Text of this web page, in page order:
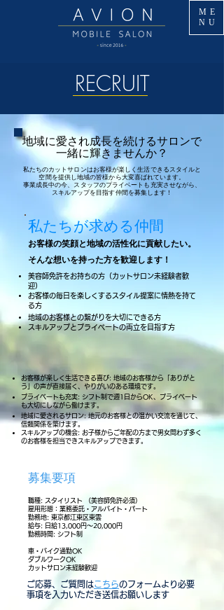
ME
NU
​RECRUIT
地域に愛され成長を続けるサロンで
一緒に輝きませんか？
私たちのカットサロンはお客様が楽しく生活できるスタイルと
空間を提供し地域の皆様から大変喜ばれています。
事業成長中の今、スタッフのプライベートも充実させながら、
スキルアップを目指す仲間を募集します！
私たちが求める仲間
お客様の笑顔と地域の活性化に貢献したい。
そんな想いを持った方を歓迎します！
美容師免許をお持ちの方（カットサロン未経験者歓
迎）
お客様の毎日を楽しくするスタイル提案に情熱を持て
る方
地域のお客様との繋がりを大切にできる方
スキルアップとプライベートの両立を目指す方
お客様が楽しく生活できる喜び: 地域のお客様から「ありがと
う」の声が直接届く、やりがいのある環境です。
プライベートも充実: シフト制で週1日からOK、プライベート
も大切にしながら働けます。
地域に愛されるサロン: 地元のお客様との温かい交流を通じて、
信頼関係を築けます。
スキルアップの機会: お子様からご年配の方まで男女問わず多く
のお客様を担当できスキルアップできます​。​
募集要項
職種: スタイリスト （美容師免許必須）
雇用形態：業務委託・アルバイト・パート
勤務地: 東京都江東区東雲
給与: 日給13,000円〜20,000円
勤務時間: シフト制
車・バイク通勤OK
ダブルワークOK
​カットサロン未経験歓迎
​ご応募、ご質問はこちらのフォームより必要
事項を入力いただき送信お願いします